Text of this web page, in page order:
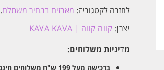
לחזרה לקטגוריה: מארזים במחיר משתלם.
יצרן: קווה קווה | KAVA KAVA
מדיניות משלוחים:
ברכישה מעל 199 ש"ח משלוחים